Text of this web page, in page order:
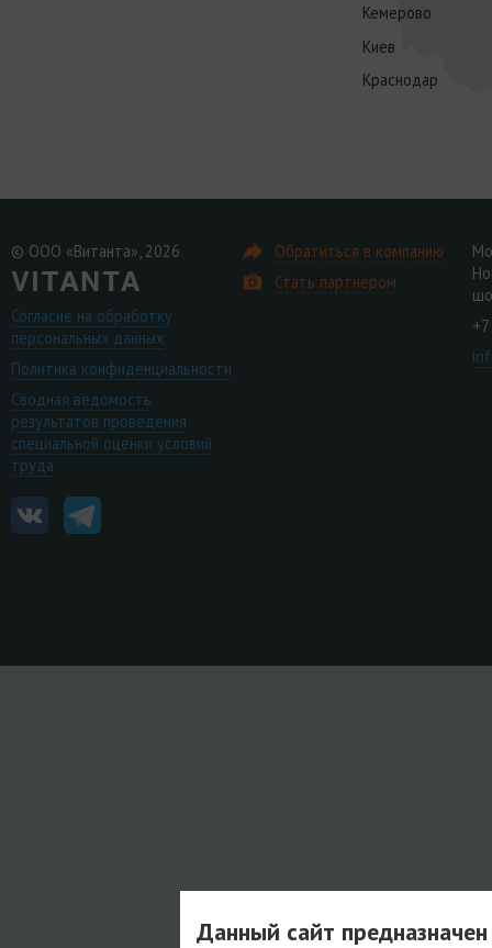
Кемерово
Киев
Краснодар
© ООО «Витанта», 2026
Согласие на обработку
персональных данных
Политика конфиденциальности
Сводная ведомость
результатов проведения
специальной оценки условий
труда
Обратиться в компанию
Стать партнером
Данный сайт